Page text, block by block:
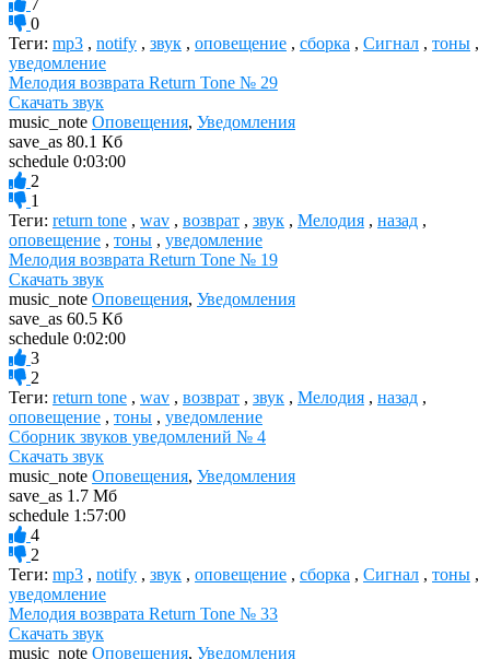
7
0
Теги: mp3 , notify , звук , оповещение , сборка , Сигнал , тоны ,
уведомление
Мелодия возврата Return Tone № 29
Скачать звук
music_note Оповещения, Уведомления
save_as 80.1 Кб
schedule 0:03:00
2
1
Теги: return tone , wav , возврат , звук , Мелодия , назад ,
оповещение , тоны , уведомление
Мелодия возврата Return Tone № 19
Скачать звук
music_note Оповещения, Уведомления
save_as 60.5 Кб
schedule 0:02:00
3
2
Теги: return tone , wav , возврат , звук , Мелодия , назад ,
оповещение , тоны , уведомление
Сборник звуков уведомлений № 4
Скачать звук
music_note Оповещения, Уведомления
save_as 1.7 Мб
schedule 1:57:00
4
2
Теги: mp3 , notify , звук , оповещение , сборка , Сигнал , тоны ,
уведомление
Мелодия возврата Return Tone № 33
Скачать звук
music_note Оповещения, Уведомления